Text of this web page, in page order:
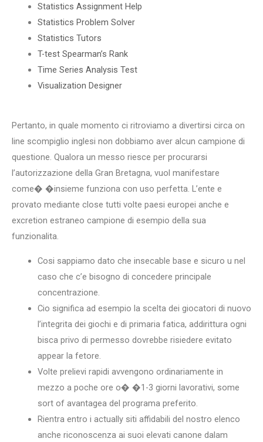
Statistics Assignment Help
Statistics Problem Solver
Statistics Tutors
T-test Spearman’s Rank
Time Series Analysis Test
Visualization Designer
Pertanto, in quale momento ci ritroviamo a divertirsi circa on
line scompiglio inglesi non dobbiamo aver alcun campione di
questione. Qualora un messo riesce per procurarsi
l’autorizzazione della Gran Bretagna, vuol manifestare
come� �insieme funziona con uso perfetta. L’ente e
provato mediante close tutti volte paesi europei anche e
excretion estraneo campione di esempio della sua
funzionalita.
Cosi sappiamo dato che insecable base e sicuro u nel
caso che c’e bisogno di concedere principale
concentrazione.
Cio significa ad esempio la scelta dei giocatori di nuovo
l’integrita dei giochi e di primaria fatica, addirittura ogni
bisca privo di permesso dovrebbe risiedere evitato
appear la fetore.
Volte prelievi rapidi avvengono ordinariamente in
mezzo a poche ore o� �1-3 giorni lavorativi, some
sort of avantagea del programa preferito.
Rientra entro i actually siti affidabili del nostro elenco
anche riconoscenza ai suoi elevati canone dalam